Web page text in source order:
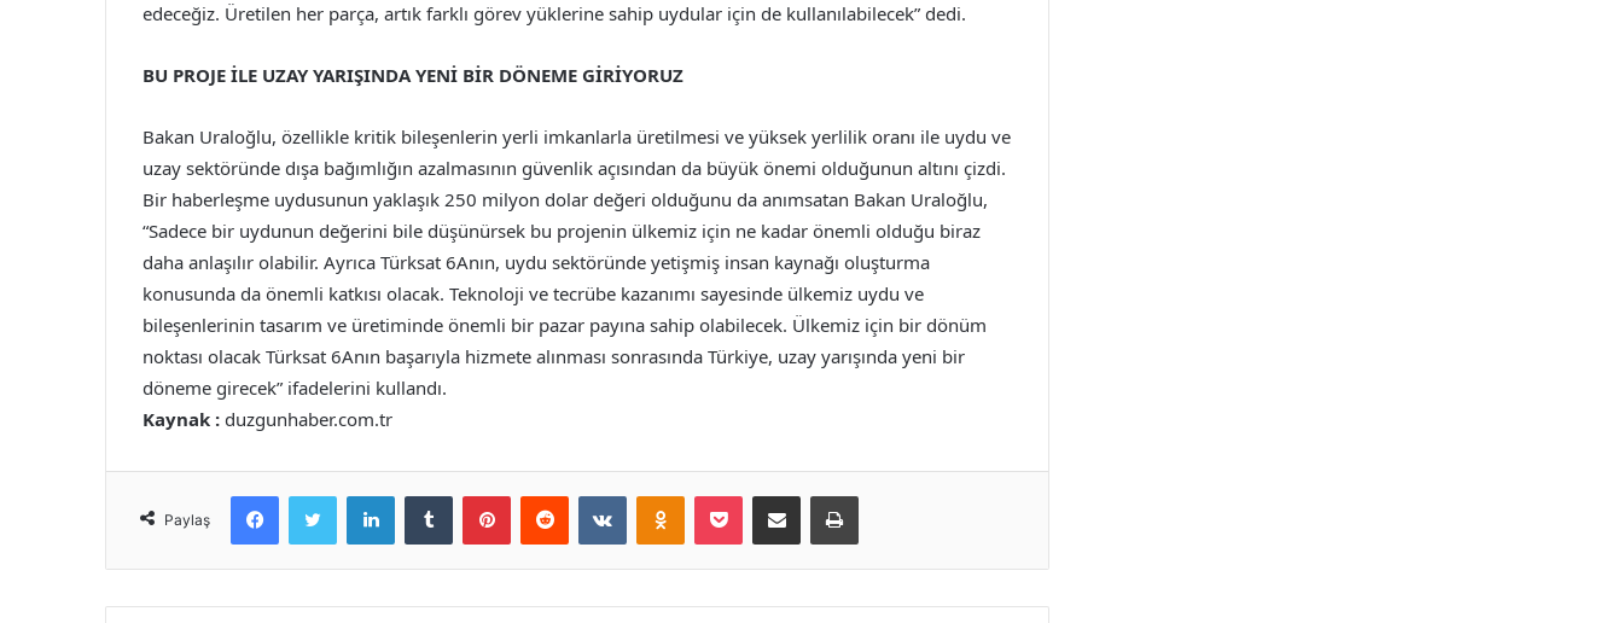
edeceğiz. Üretilen her parça, artık farklı görev yüklerine sahip uydular için de kullanılabilecek” dedi.
BU PROJE İLE UZAY YARIŞINDA YENİ BİR DÖNEME GİRİYORUZ
Bakan Uraloğlu, özellikle kritik bileşenlerin yerli imkanlarla üretilmesi ve yüksek yerlilik oranı ile uydu ve
uzay sektöründe dışa bağımlığın azalmasının güvenlik açısından da büyük önemi olduğunun altını çizdi.
Bir haberleşme uydusunun yaklaşık 250 milyon dolar değeri olduğunu da anımsatan Bakan Uraloğlu,
“Sadece bir uydunun değerini bile düşünürsek bu projenin ülkemiz için ne kadar önemli olduğu biraz
daha anlaşılır olabilir. Ayrıca Türksat 6Anın, uydu sektöründe yetişmiş insan kaynağı oluşturma
konusunda da önemli katkısı olacak. Teknoloji ve tecrübe kazanımı sayesinde ülkemiz uydu ve
bileşenlerinin tasarım ve üretiminde önemli bir pazar payına sahip olabilecek. Ülkemiz için bir dönüm
noktası olacak Türksat 6Anın başarıyla hizmete alınması sonrasında Türkiye, uzay yarışında yeni bir
döneme girecek” ifadelerini kullandı.
Kaynak : duzgunhaber.com.tr
Paylaş
FacebookTwitter LinkedInTumblr PinterestReddit VKontakteOdnoklassniki
Pocket E-Posta ile paylaş Yazdır